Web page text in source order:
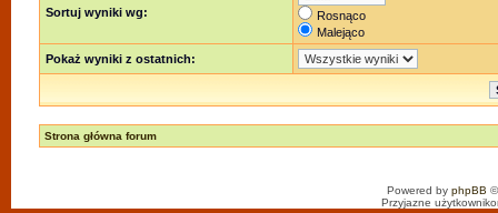
Sortuj wyniki wg:
Rosnąco
Malejąco
Pokaż wyniki z ostatnich:
Strona główna forum
Powered by phpBB
Przyjazne